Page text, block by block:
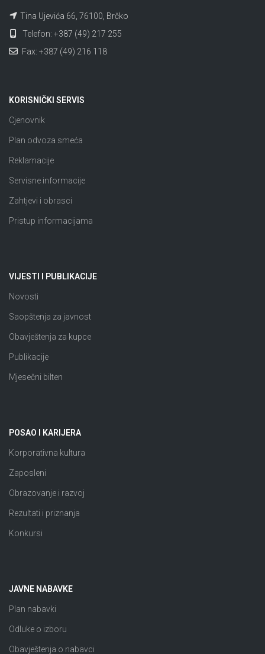
Tina Ujevića 66, 76100, Brčko
Telefon: +387 (49) 217 255
Fax: +387 (49) 216 118
KORISNIČKI SERVIS
Cjenovnik
Plan odvoza smeća
Reklamacije
Servisne informacije
Zahtjevi i obrasci
Pristup informacijama
VIJESTI I PUBLIKACIJE
Novosti
Saopštenja za javnost
Obavještenja za kupce
Publikacije
Mjesečni bilten
POSAO I KARIJERA
Korporativna kultura
Zaposleni
Obrazovanje i razvoj
Rezultati i priznanja
Konkursi
JAVNE NABAVKE
Plan nabavki
Odluke o izboru
Obavještenja o nabavci